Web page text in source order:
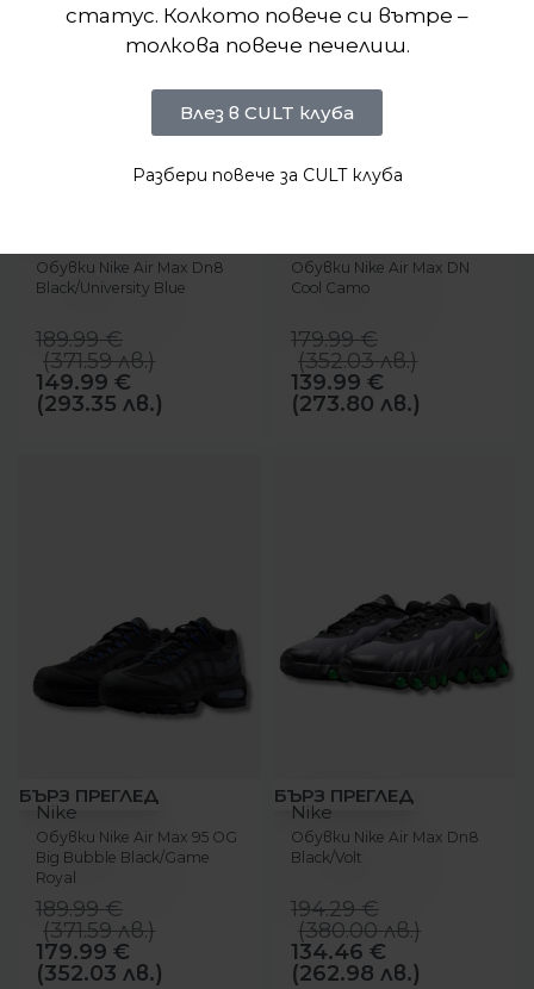
Обувки Nike Air Max Dn8
Black/University Blue
189.99€
(371.59лв.)
149.99 €
(293.35 лв.)
Обувки Nike Air Max DN
Cool Camo
179.99€
(352.03лв.)
139.99 €
(273.80 лв.)
-5%
БЪРЗ ПРЕГЛЕД
Nike
Обувки Nike Air Max 95 OG
Big Bubble Black/Game
Royal
189.99€
(371.59лв.)
179.99 €
(352.03 лв.)
-31%
БЪРЗ ПРЕГЛЕД
Nike
Обувки Nike Air Max Dn8
Black/Volt
194.29€
(380.00лв.)
134.46 €
(262.98 лв.)
статус. Колкото повече си вътре –
толкова повече печелиш.
Влез в CULT клуба
Разбери повече за CULT клуба